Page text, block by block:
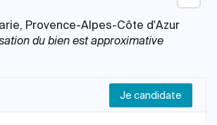
Provence-Alpes-Côte d'Azur
du bien est approximative
Je candidate